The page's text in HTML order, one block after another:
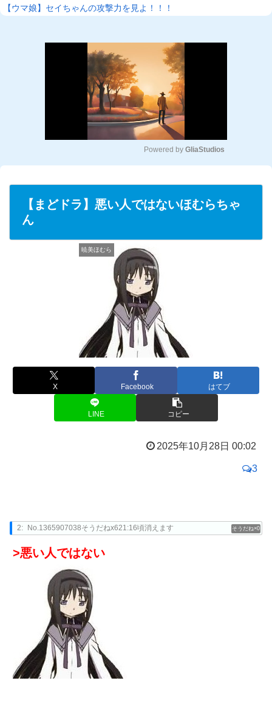
【ウマ娘】セイちゃんの攻撃力を見よ！！！
u
t
e
Powered by GliaStudios
【まどドラ】悪い人ではないほむらちゃ
ん
暁美ほむら
X Facebook はてブ
LINE コピー
2025年10月28日 00:02
3
0
2: No.1365907038そうだねx621:16頃消えます
>悪い人ではない